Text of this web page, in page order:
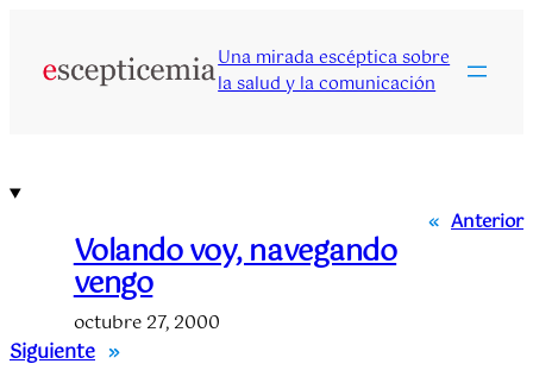
contenido
Una mirada escéptica sobre
la salud y la comunicación
« Anterior
Volando voy, navegando
vengo
octubre 27, 2000
Siguiente »